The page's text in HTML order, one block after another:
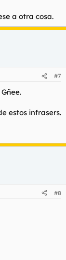
a otra cosa.
#7
estos infrasers.
#8